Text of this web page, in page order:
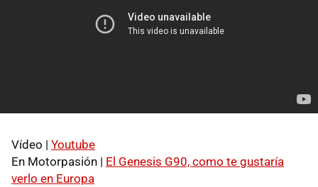
Vídeo | Youtube
En Motorpasión | El Genesis G90, como te gustaría
verlo en Europa